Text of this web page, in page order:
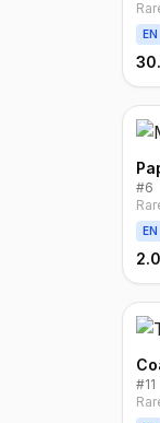
EN
#6
EN
#11